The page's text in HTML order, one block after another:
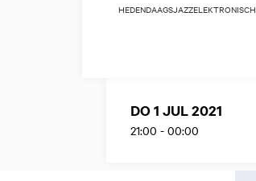
HEDENDAAGSJAZZELEKTRONISCH
DO 1 JUL 2021
21:00 - 00:00